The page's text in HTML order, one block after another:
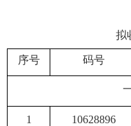
拟
序号 码号
1 10628896